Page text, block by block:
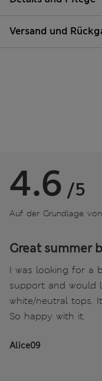
Versand und
4.6 /5
Auf der Grundlage
Great summer
I was looking for a
support and would
white/neutral tops.
So happy with it.
Alice09